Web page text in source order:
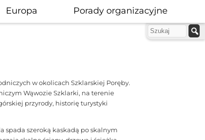
Europa Porady organizacyjne
w okolicach Szklarskiej Poręby.
Wąwozie Szklarki, na terenie
przyrody, historię turystyki
spada szeroką kaskadą po skalnym